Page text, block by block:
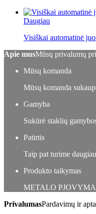
Daugiau
Visiškai automatinė
Apie musMūsų privalumų
Mūsų komanda
Mūsų komanda
Gamyba
Sukūrė staklių
Patirtis
Taip pat turime
Produkto taikymas
METALO
PrivalumasPardavimų ir